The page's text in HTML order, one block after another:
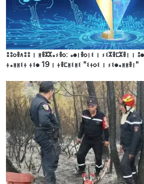
ⵓⵓⵔⴻⴷⵓⵓ ⵏ ⵍⴻⵣⵣⴰⵢⴻⵔ: ⴰⵙⵏⴻⵔⵏⵉ ⵏ ⵢⵉⵣⴻⵎⵣⴻⵏ ⵏ
ⵜⴰⵍⵍⵉⵜ ⵜⵉⵙ 19 ⵏ ⵜⴻⵎⵍⵉⵍⵉ "ⵉⵜⵔⵉ ⵏ ⵢⵉⵙⴰⵍⵍⴻⵏ"